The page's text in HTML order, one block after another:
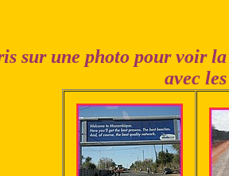
sur une photo pour voir
avec